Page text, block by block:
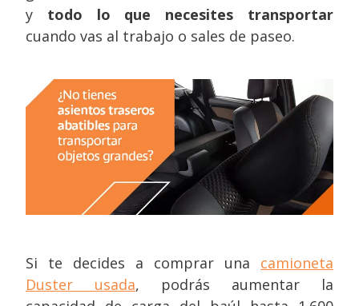
y todo lo que necesites transportar
cuando vas al trabajo o sales de paseo.
Si te decides a comprar una camioneta
Duster usada, podrás aumentar la